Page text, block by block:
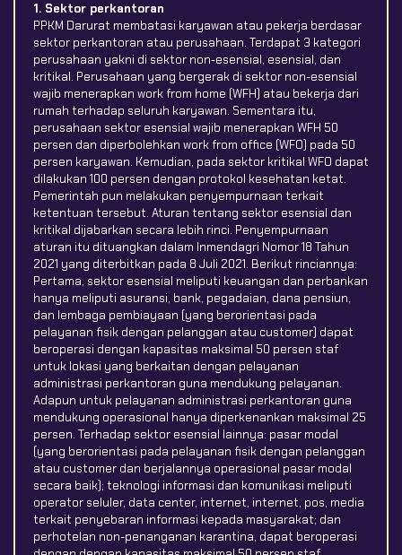
1. Sektor perkantoran
PPKM Darurat membatasi karyawan atau pekerja berdasar
sektor perkantoran atau perusahaan. Terdapat 3 kategori
perusahaan yakni di sektor non-esensial, esensial, dan
kritikal. Perusahaan yang bergerak di sektor non-esensial
wajib menerapkan work from home (WFH) atau bekerja dari
rumah terhadap seluruh karyawan. Sementara itu,
perusahaan sektor esensial wajib menerapkan WFH 50
persen dan diperbolehkan work from office (WFO) pada 50
persen karyawan. Kemudian, pada sektor kritikal WFO dapat
dilakukan 100 persen dengan protokol kesehatan ketat.
Pemerintah pun melakukan penyempurnaan terkait
ketentuan tersebut. Aturan tentang sektor esensial dan
kritikal dijabarkan secara lebih rinci. Penyempurnaan
aturan itu dituangkan dalam Inmendagri Nomor 18 Tahun
2021 yang diterbitkan pada 8 Juli 2021. Berikut rinciannya:
Pertama, sektor esensial meliputi keuangan dan perbankan
hanya meliputi asuransi, bank, pegadaian, dana pensiun,
dan lembaga pembiayaan (yang berorientasi pada
pelayanan fisik dengan pelanggan atau customer) dapat
beroperasi dengan kapasitas maksimal 50 persen staf
untuk lokasi yang berkaitan dengan pelayanan
administrasi perkantoran guna mendukung pelayanan.
Adapun untuk pelayanan administrasi perkantoran guna
mendukung operasional hanya diperkenankan maksimal 25
persen. Terhadap sektor esensial lainnya: pasar modal
(yang berorientasi pada pelayanan fisik dengan pelanggan
atau customer dan berjalannya operasional pasar modal
secara baik); teknologi informasi dan komunikasi meliputi
operator seluler, data center, internet, internet, pos, media
terkait penyebaran informasi kepada masyarakat; dan
perhotelan non-penanganan karantina, dapat beroperasi